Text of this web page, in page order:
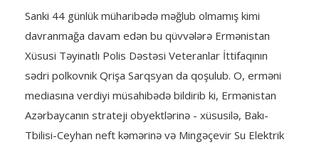
Sanki 44 günlük müharibədə məğlub olmamış kimi
davranmağa davam edən bu qüvvələrə Ermənistan
Xüsusi Təyinatlı Polis Dəstəsi Veteranlar İttifaqının
sədri polkovnik Qrişa Sarqsyan da qoşulub. O, erməni
mediasına verdiyi müsahibədə bildirib ki, Ermənistan
Azərbaycanın strateji obyektlərinə - xüsusilə, Bakı-
Tbilisi-Ceyhan neft kəmərinə və Mingəçevir Su Elektrik